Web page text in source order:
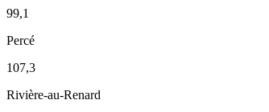
99,1
Percé
107,3
Rivière-au-Renard